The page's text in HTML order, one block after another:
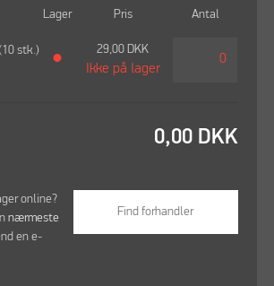
Lager Pris Antal
stk.)
●
29,00 DKK
Ikke på lager
0,00 DKK
online?
nærmeste
en e-
Find forhandler